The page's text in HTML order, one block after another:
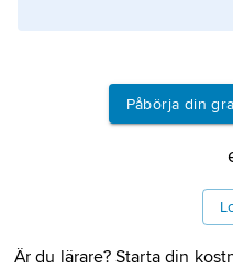
KulturPåbörja din
Är du lärare? Starta din